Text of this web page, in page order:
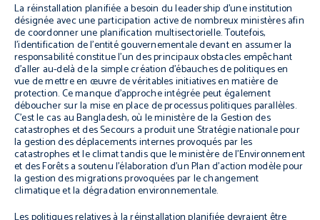
La réinstallation planifiée a besoin du leadership d’une institution
désignée avec une participation active de nombreux ministères afin
de coordonner une planification multisectorielle. Toutefois,
l’identification de l’entité gouvernementale devant en assumer la
responsabilité constitue l’un des principaux obstacles empêchant
d’aller au-delà de la simple création d’ébauches de politiques en
vue de mettre en œuvre de véritables initiatives en matière de
protection. Ce manque d’approche intégrée peut également
déboucher sur la mise en place de processus politiques parallèles.
C’est le cas au Bangladesh, où le ministère de la Gestion des
catastrophes et des Secours a produit une Stratégie nationale pour
la gestion des déplacements internes provoqués par les
catastrophes et le climat tandis que le ministère de l’Environnement
et des Forêts a soutenu l’élaboration d’un Plan d’action modèle pour
la gestion des migrations provoquées par le changement
climatique et la dégradation environnementale.